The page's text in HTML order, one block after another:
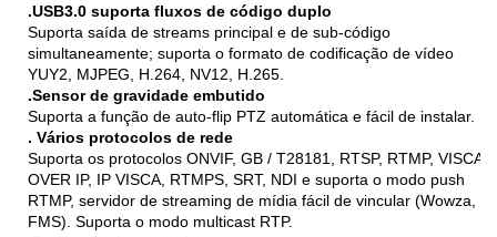
.USB3.0 suporta fluxos de código duplo
Suporta saída de streams principal e de sub-código
simultaneamente; suporta o formato de codificação de vídeo
YUY2, MJPEG, H.264, NV12, H.265.
.Sensor de gravidade embutido
Suporta a função de auto-flip PTZ automática e fácil de instalar.
. Vários protocolos de rede
Suporta os protocolos ONVIF, GB / T28181, RTSP, RTMP, VISCA
OVER IP, IP VISCA, RTMPS, SRT, NDI e suporta o modo push
RTMP, servidor de streaming de mídia fácil de vincular (Wowza,
FMS). Suporta o modo multicast RTP.